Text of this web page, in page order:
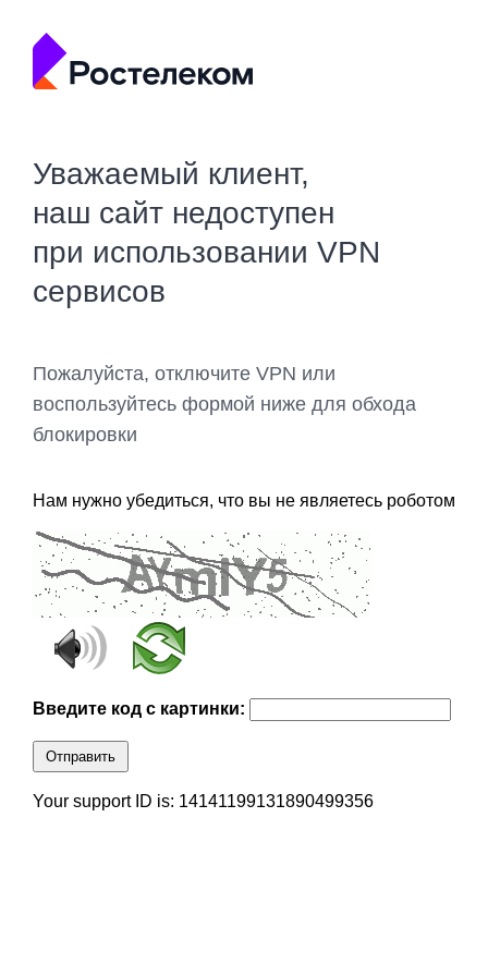
Уважаемый клиент,
наш сайт недоступен
при использовании VPN
сервисов
Пожалуйста, отключите VPN или
воспользуйтесь формой ниже для обхода
блокировки
Нам нужно убедиться, что вы не являетесь роботом
Введите код с картинки:
Отправить
Your support ID is: 14141199131890499356